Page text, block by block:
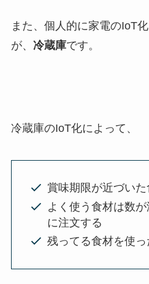
また、個人的に家電のIoT
が、 冷蔵庫です。
冷蔵庫のIoT化によって、
賞味期限が近づい
よく使う食材は数
に注文する
残ってる食材を使